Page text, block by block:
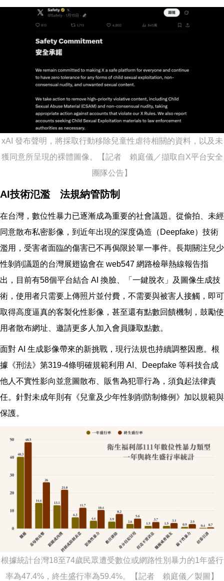
xAI 發布聲明，將採取行動移除兒童性虐待相關的資料，以及未
獲同意所呈現的裸體圖像。【記者 賴庭儀／擷取自X平台安全
團隊公告】
AI技術氾濫 法規納管防制
在台灣，數位性暴力已逐漸成為重要的社會議題。從偷拍、未經
同意散布私密影像，到近年出現的深度偽造（Deepfake）技術
濫用，受害者面臨的傷害已不再侷限於單一事件。長期關注兒少
性剝削議題的台灣展翅協會在 web547 網路檢舉熱線報告指
出，目前有58個平台結合 AI 換臉、「一鍵脫衣」及圖像生成技
術，使用者只需要上傳照片並付費，不需要與被害人接觸，即可
取得高度逼真的客製化性影像，甚至還有點數回饋機制，鼓勵使
用者散布網址、邀請更多人加入會員賺取點數。
面對 AI 生成影像帶來的新挑戰，現行法規也持續調整因應。根
據《刑法》第319-4條明確規範利用 AI、Deepfake 等科技合成
他人不實性影向並意圖散布、販售為犯罪行為，須負起法律責
任。針對未成年則有《兒童及少年性剝削防制條例》加以規範與
保護。
根據統計台灣18至74歲民眾遭受數位或網路性別暴力的1年盛行
率為47.4%，終生盛行率為59.4%。【記者 賴庭儀／製圖】